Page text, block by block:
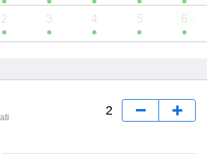
2 3 4 5 6